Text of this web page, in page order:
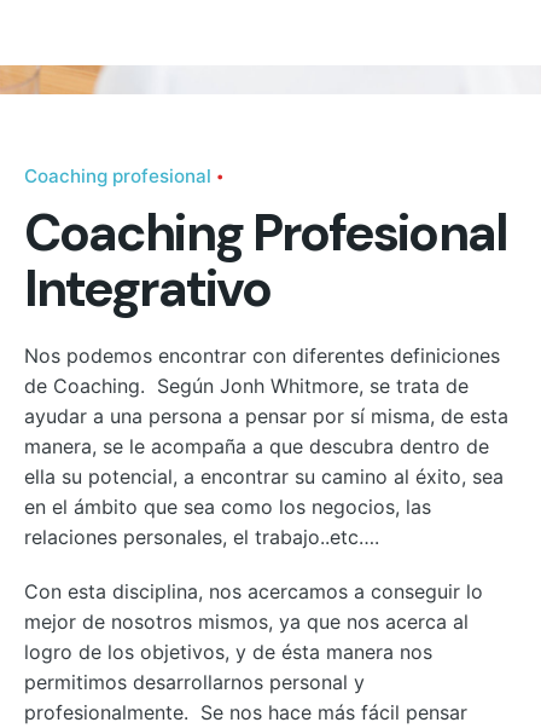
Coaching profesional
Coaching Profesional
Integrativo
Nos podemos encontrar con diferentes definiciones
de Coaching. Según Jonh Whitmore, se trata de
ayudar a una persona a pensar por sí misma, de esta
manera, se le acompaña a que descubra dentro de
ella su potencial, a encontrar su camino al éxito, sea
en el ámbito que sea como los negocios, las
relaciones personales, el trabajo..etc….
Con esta disciplina, nos acercamos a conseguir lo
mejor de nosotros mismos, ya que nos acerca al
logro de los objetivos, y de ésta manera nos
permitimos desarrollarnos personal y
profesionalmente. Se nos hace más fácil pensar